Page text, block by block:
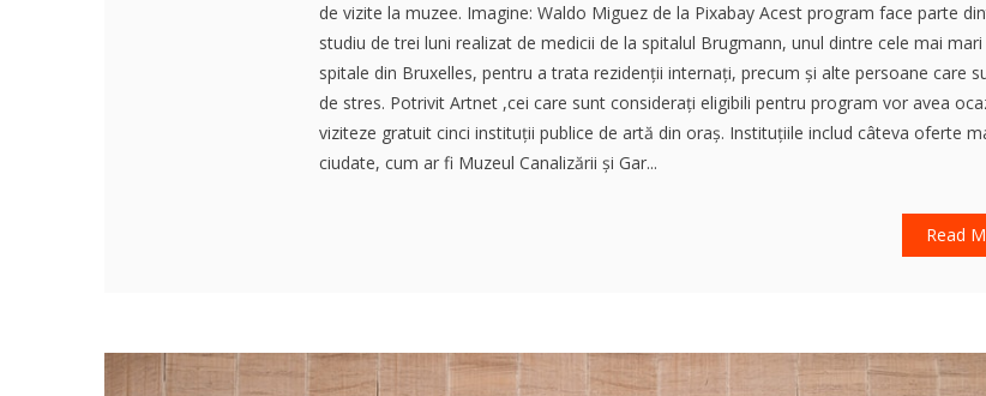
de vizite la muzee. Imagine: Waldo Miguez de la Pixabay Acest program face parte
studiu de trei luni realizat de medicii de la spitalul Brugmann, unul dintre cele mai mari
spitale din Bruxelles, pentru a trata rezidenții internați, precum și alte persoane care
de stres. Potrivit Artnet ,cei care sunt considerați eligibili pentru program vor avea
viziteze gratuit cinci instituții publice de artă din oraș. Instituțiile includ câteva oferte
ciudate, cum ar fi Muzeul Canalizării și Gar...
Read